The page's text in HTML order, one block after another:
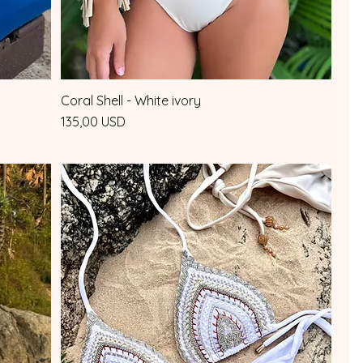
Vista rapida
Coral Shell - White ivory
Prezzo
135,00 USD